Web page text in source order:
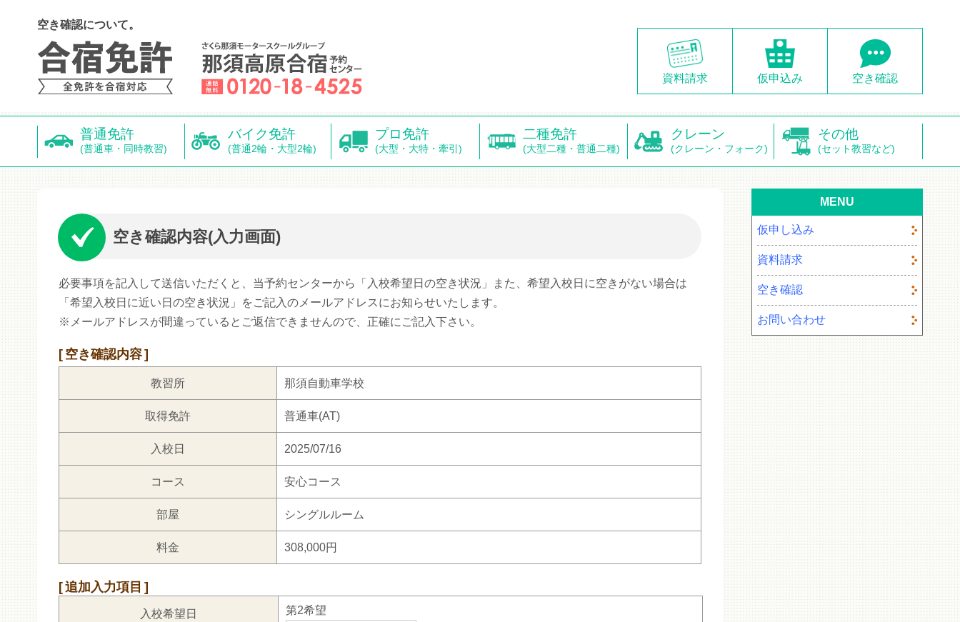
空き確認について。
資料請求 仮申込み 空き確認
普通免許
(普通車・同時教習)
バイク免許
(普通2輪・大型2輪)
プロ免許
(大型・大特・牽引)
二種免許
(大型二種・普通二種)
クレーン
(クレーン・フォーク)
その他
(セット教習など)
空き確認内容(入力画面)
必要事項を記入して送信いただくと、当予約センターから「入校希望日の空き状況」また、希望入校日に空きがない場合は
「希望入校日に近い日の空き状況」をご記入のメールアドレスにお知らせいたします。
※メールアドレスが間違っているとご返信できませんので、正確にご記入下さい。
空き確認内容
教習所 那須自動車学校
取得免許 普通車(AT)
入校日 2025/07/16
コース 安心コース
部屋 シングルルーム
料金 308,000円
追加入力項目
入校希望日 第2希望
MENU
仮申し込み
資料請求
空き確認
お問い合わせ